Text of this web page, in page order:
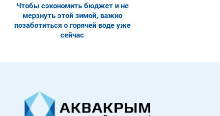
Чтобы сэкономить бюджет и не
мерзнуть этой зимой, важно
позаботиться о горячей воде уже
сейчас